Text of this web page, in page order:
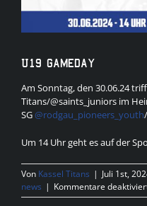
U19 Gameday
Am Sonntag, den 30.06.24
Titans/@saints_juniors im
SG@rodgau_pioneers_youth
Um 14 Uhr geht es auf der
Von Kassel Titans | Juli 1st,
news | Kommentare